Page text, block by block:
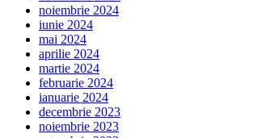
noiembrie 2024
iunie 2024
mai 2024
aprilie 2024
martie 2024
februarie 2024
ianuarie 2024
decembrie 2023
noiembrie 2023